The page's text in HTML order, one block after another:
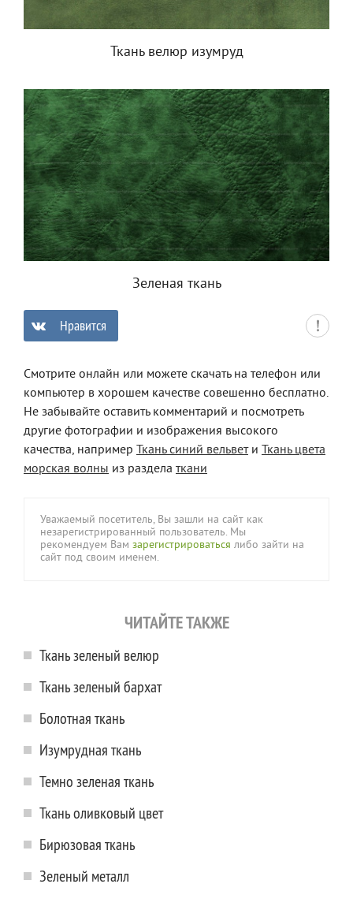
Ткань велюр изумруд
Зеленая ткань
Нравится
Смотрите онлайн или можете скачать на телефон или
компьютер в хорошем качестве совешенно бесплатно.
Не забывайте оставить комментарий и посмотреть
другие фотографии и изображения высокого
качества, например Ткань синий вельвети Ткань цвета
морская волны из раздела ткани
Уважаемый посетитель, Вы зашли на сайт как
незарегистрированный пользователь. Мы
рекомендуем Вам зарегистрироваться либо зайти на
сайт под своим именем.
ЧИТАЙТЕ ТАКЖЕ
Ткань зеленый велюр
Ткань зеленый бархат
Болотная ткань
Изумрудная ткань
Темно зеленая ткань
Ткань оливковый цвет
Бирюзовая ткань
Зеленый металл